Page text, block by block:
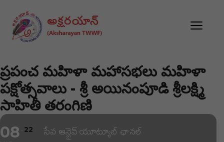
ప్రపంచ మహిళా మహాసభలు మహిళా
పక్షోత్సవాలు - శ్రీ అయినంపూడి శ్రీలక్ష్మి
సాహితీ తరంగిణి
08 22 సేవ ఆన్లైవ్ యూట్యూబ్ ఛానల్